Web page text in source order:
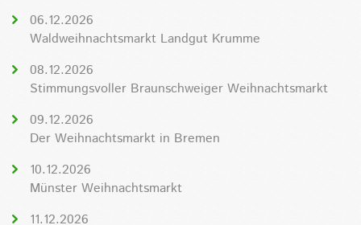
06.12.2026
Waldweihnachtsmarkt Landgut Krumme
08.12.2026
Stimmungsvoller Braunschweiger Weihnachtsmarkt
09.12.2026
Der Weihnachtsmarkt in Bremen
10.12.2026
Münster Weihnachtsmarkt
11.12.2026